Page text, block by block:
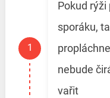
Pokud
sporáku,
nebude
vařit